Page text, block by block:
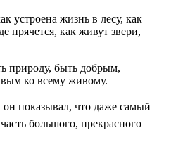
устроена жизнь в лесу, как
прячется, как живут звери,
природу, быть добрым,
ко всему живому.
показывал, что даже самый
большого, прекрасного